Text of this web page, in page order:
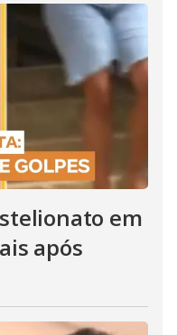
em
após